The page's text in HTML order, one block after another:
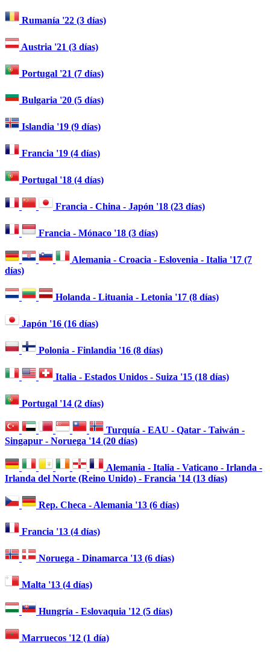
Rumanía '22 (3 días)
Austria '21 (3 días)
Portugal '21 (7 días)
Bulgaria '20 (5 días)
Islandia '19 (9 días)
Francia '19 (4 días)
Portugal '18 (4 días)
Francia - China - Japón '18 (23 días)
Francia - Mónaco '18 (3 días)
Alemania - Croacia - Eslovenia - Italia '17 (7
días)
Holanda - Lituania - Letonia '17 (8 días)
Japón '16 (16 días)
Polonia - Finlandia '16 (8 días)
Italia - Estados Unidos - Suiza '15 (18 días)
Portugal '14 (2 días)
Turquía - EAU - Qatar - Taiwán -
Singapur - Noruega '14 (20 días)
Alemania - Italia - Vaticano - Irlanda -
Irlanda del Norte (Reino Unido) - Francia '14 (13 días)
Rep. Checa - Alemania '13 (6 días)
Francia '13 (4 días)
Noruega - Dinamarca '13 (6 días)
Malta '13 (4 días)
Hungría - Eslovaquia '12 (5 días)
Marruecos '12 (1 día)